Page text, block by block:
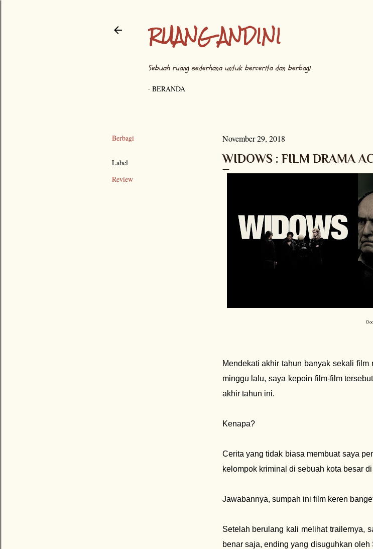
RUANG ANDINI
Sebuah ruang sederhana untuk bercerita dan berbagi
BERANDA
Berbagi
Label
Review
November 29, 2018
WIDOWS : FILM DRAMA
Mendekati akhir tahun banyak sekali
minggu lalu, saya kepoin film-film
akhir tahun ini.
Kenapa?
Cerita yang tidak biasa membuat saya
kelompok kriminal di sebuah kota besar
Jawabannya, sumpah ini film keren
Setelah berulang kali melihat trailernya,
benar saja, ending yang disuguhkan